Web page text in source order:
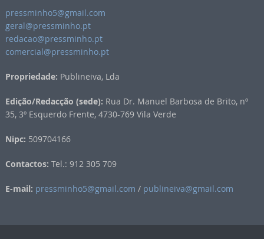
pressminho5@gmail.com
geral@pressminho.pt
redacao@pressminho.pt
comercial@pressminho.pt
Propriedade: Publineiva, Lda
Edição/Redacção (sede): Rua Dr. Manuel Barbosa de Brito, nº
35, 3º Esquerdo Frente, 4730-769 Vila Verde
Nipc: 509704166
Contactos: Tel.: 912 305 709
E-mail: pressminho5@gmail.com / publineiva@gmail.com